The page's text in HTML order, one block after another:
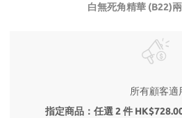
白無死角精華 (B22)
所有顧客適
指定商品：任選 2 件